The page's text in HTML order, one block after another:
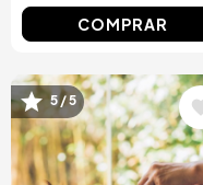
COMPRAR
Image
5 / 5